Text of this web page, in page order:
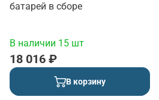
батарей в сборе
В наличии 15 шт
18 016 ₽
В корзину